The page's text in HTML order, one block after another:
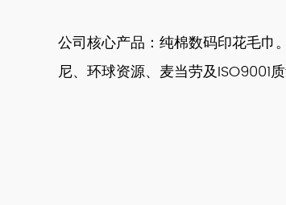
公司核心产品：纯棉数码印花毛巾
尼、环球资源、麦当劳及ISO9001质